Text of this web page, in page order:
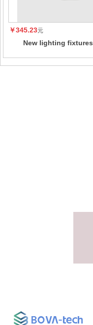
￥345.23元
New lighting fixtures